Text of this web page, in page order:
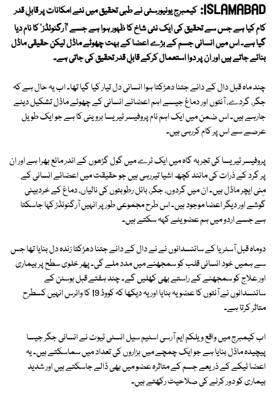
ISLAMABAD: کیمبرج یونیورسٹی نے طبی تحقیق میں نئے امکانات پر قابلِ قدر
کام کیا ہے جس سے تحقیق کی ایک نئی شاخ کا ظہور ہوا ہے جسے 'آرگنوئڈز' کا نام دیا
گیا ہے۔ اس میں انسانی جسم کے بڑے اعضا کے بہت چھوٹے ماڈل لیکن حقیقی ماڈل
بنائے جاتے ہیں اور ان پر دوا استعمال کرکے قابلِ قدر تحقیق کی جاتی ہے۔
چند ماہ قبل دال کے دانے جتنا دھڑکتا ہوا انسانی دل تیار کیا گیا تھا۔ اب یہ حال ہے کہ
جگر، گردے، آنتوں اور دماغ جیسے اہم اعضائے انسانی کے چھوٹے ماڈل تشکیل دیئے
جارہے ہیں۔ اس ضمن میں ایک اہم نام پروفیسر ٹیریسا بروینی کا ہے جو ایک طویل
عرصے سے اس پر کام کررہی ہیں۔
پروفیسر ٹیریسا کی تجربہ گاہ میں ایک ٹرے میں گول گڑھوں کے اندر مائع بھرا ہے اور ان
پر گرد کے ذرات کی مانند کچھ اشیا تیررہی ہیں جو حقیقت میں اعضائے انسانی کے
مِنی ایچر ماڈل ہیں۔ ان میں گردوں، جگر، بائل رطوبتوں کی نالیاں، دماغ کے خردبینی
گوشے اور دیگر اعضا موجود ہیں۔ اس طرح مجموعی طور پر انہیں آرگنوئڈز کہا جاسکتا
ہے جسے اردو میں ہم عضویئے کہہ سکتے ہیں۔
دوماہ قبل آسٹریا کے سائنسدانوں نے نے دال کے دانے جتنا دھڑکتا زندہ دل بنایا تھا جس
سے ہمیں خود انسانی قلب کو سمجھنے میں مدد ملے گی۔ پھر خلوی سطح پر بیماری
اور علاج کو سمجھنے کے راستے بھی کھلیں گے۔ چند ہفتے قبل بوسٹن کے
سائنسدانوں نے آنتوں کا عضویہ بنایا اور یہ دیکھا کہ کووڈ 19 کا وائرس انہیں کسطرح
متاثر کرتا ہے۔
اب کیمبرج میں واقع ویلکم ایم آرسی اسٹیم سیل انسٹی ٹیوٹ نے انسانی جگر جیسا
پیچیدہ ماڈل بنایا ہے جو ایک چمچے میں ہزاروں کی تعداد میں سماسکتے ہیں۔ یہ
اعضا ٹیکے کے ذریعے جسم کے متاثرہ عضو میں بھی ڈالے جاسکتے ہیں اور شدید
بیماری کو دور کرنے کی صلاحیت رکھتے ہیں۔